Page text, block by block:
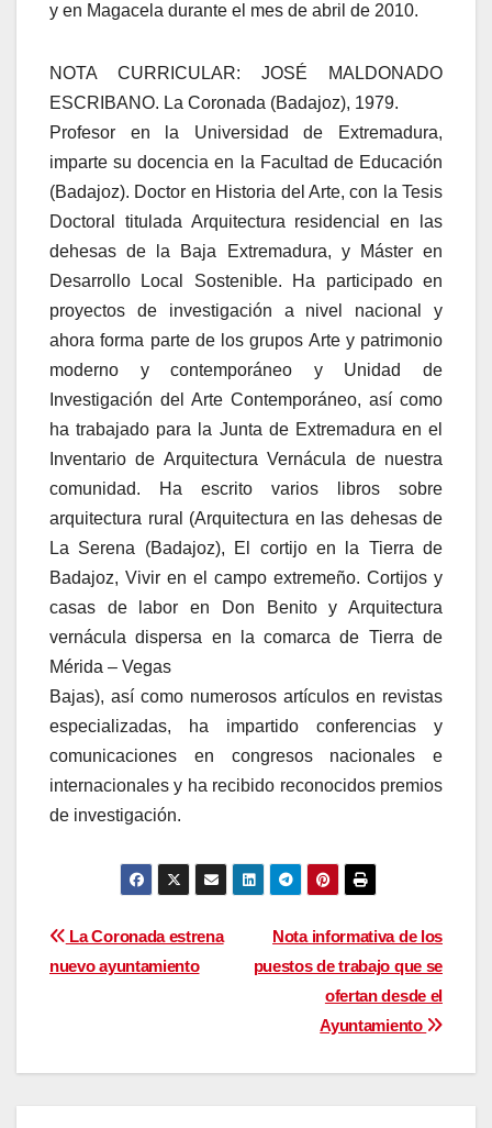
y en Magacela durante el mes de abril de 2010.
NOTA CURRICULAR: JOSÉ MALDONADO
ESCRIBANO. La Coronada (Badajoz), 1979.
Profesor en la Universidad de Extremadura,
imparte su docencia en la Facultad de Educación
(Badajoz). Doctor en Historia del Arte, con la Tesis
Doctoral titulada Arquitectura residencial en las
dehesas de la Baja Extremadura, y Máster en
Desarrollo Local Sostenible. Ha participado en
proyectos de investigación a nivel nacional y
ahora forma parte de los grupos Arte y patrimonio
moderno y contemporáneo y Unidad de
Investigación del Arte Contemporáneo, así como
ha trabajado para la Junta de Extremadura en el
Inventario de Arquitectura Vernácula de nuestra
comunidad. Ha escrito varios libros sobre
arquitectura rural (Arquitectura en las dehesas de
La Serena (Badajoz), El cortijo en la Tierra de
Badajoz, Vivir en el campo extremeño. Cortijos y
casas de labor en Don Benito y Arquitectura
vernácula dispersa en la comarca de Tierra de
Mérida – Vegas
Bajas), así como numerosos artículos en revistas
especializadas, ha impartido conferencias y
comunicaciones en congresos nacionales e
internacionales y ha recibido reconocidos premios
de investigación.
Navegación
de
Nota informativa de los
puestos de trabajo que se
ofertan desde el
Ayuntamiento
La Coronada estrena
nuevo ayuntamiento